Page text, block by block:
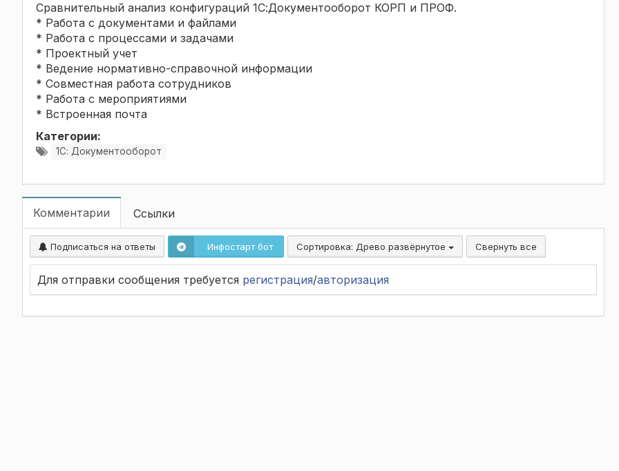
Сравнительный анализ конфигураций 1С:Документооборот КОРП и ПРОФ.
* Работа с документами и файлами
* Работа с процессами и задачами
* Проектный учет
* Ведение нормативно-справочной информации
* Совместная работа сотрудников
* Работа с мероприятиями
* Встроенная почта
Категории:
1С: Документооборот
Комментарии Ссылки
Подписаться на ответы Инфостарт бот Сортировка: Древо развёрнутое Свернуть все
Для отправки сообщения требуется регистрация/авторизация